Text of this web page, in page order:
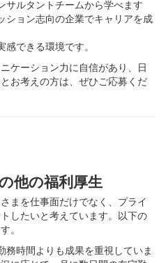
サルタントチームから学べます
ション志向の企業でキャリアを成
できる環境です。
ケーション力に自信があり、日
お考えの方は、ぜひご応募くだ
他の福利厚生
まを仕事面だけでなく、プライ
したいと考えています。以下の
。
務時間よりも成果を重視していま